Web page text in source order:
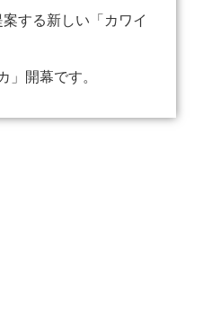
する新しい「カワイ
開幕です。